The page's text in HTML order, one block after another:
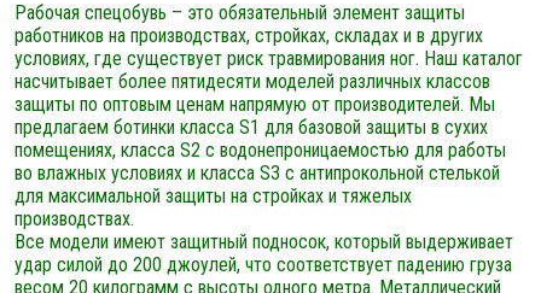
Рабочая спецобувь – это обязательный элемент защиты
работников на производствах, стройках, складах и в других
условиях, где существует риск травмирования ног. Наш каталог
насчитывает более пятидесяти моделей различных классов
защиты по оптовым ценам напрямую от производителей. Мы
предлагаем ботинки класса S1 для базовой защиты в сухих
помещениях, класса S2 с водонепроницаемостью для работы
во влажных условиях и класса S3 с антипрокольной стелькой
для максимальной защиты на стройках и тяжелых
производствах.
Все модели имеют защитный подносок, который выдерживает
удар силой до 200 джоулей, что соответствует падению груза
весом 20 килограмм с высоты одного метра. Металлический